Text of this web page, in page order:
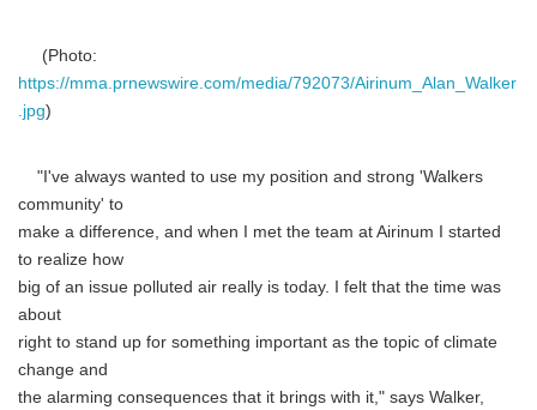
(Photo:
https://mma.prnewswire.com/media/792073/Airinum_Alan_Walker
.jpg)
"I've always wanted to use my position and strong 'Walkers
community' to
make a difference, and when I met the team at Airinum I started
to realize how
big of an issue polluted air really is today. I felt that the time was
about
right to stand up for something important as the topic of climate
change and
the alarming consequences that it brings with it," says Walker,